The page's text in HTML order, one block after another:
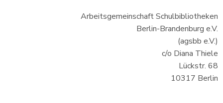
Arbeitsgemeinschaft Schulbibliotheken
Berlin-Brandenburg e.V.
(agsbb e.V.)
c/o Diana Thiele
Lückstr. 68
10317 Berlin